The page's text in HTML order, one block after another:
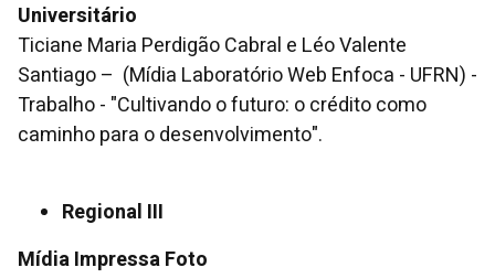
Universitário
Ticiane Maria Perdigão Cabral e Léo Valente
Santiago – (Mídia Laboratório Web Enfoca - UFRN) -
Trabalho - "Cultivando o futuro: o crédito como
caminho para o desenvolvimento".
Regional III
Mídia Impressa Foto